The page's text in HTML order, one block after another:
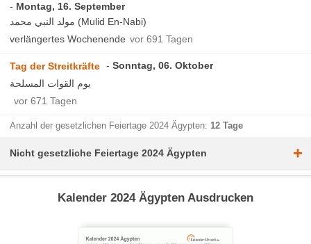
Montag, 16. September
مولد النبي محمد (Mulid En-Nabi)
verlängertes Wochenende vor 691 Tagen
Tag der Streitkräfte
Sonntag, 06. Oktober
يوم القوات المسلحة
vor 671 Tagen
Anzahl der gesetzlichen Feiertage 2024 Ägypten:12 Tage
Nicht gesetzliche Feiertage 2024 Ägypten +
Kalender 2024 Ägypten Ausdrucken